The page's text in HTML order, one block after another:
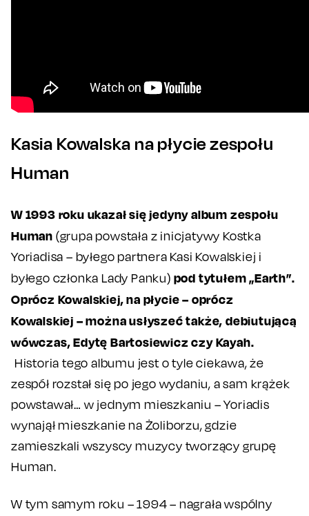
Kasia Kowalska na płycie zespołu
Human
W 1993 roku ukazał się jedyny album zespołu
Human (grupa powstała z inicjatywy Kostka
Yoriadisa – byłego partnera Kasi Kowalskiej i
byłego członka Lady Panku) pod tytułem „Earth”.
Oprócz Kowalskiej, na płycie – oprócz
Kowalskiej – można usłyszeć także, debiutującą
wówczas, Edytę Bartosiewicz czy Kayah.
Historia tego albumu jest o tyle ciekawa, że
zespół rozstał się po jego wydaniu, a sam krążek
powstawał… w jednym mieszkaniu – Yoriadis
wynajął mieszkanie na Żoliborzu, gdzie
zamieszkali wszyscy muzycy tworzący grupę
Human.
W tym samym roku – 1994 – nagrała wspólny